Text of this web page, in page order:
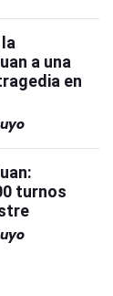
a una
en
turnos